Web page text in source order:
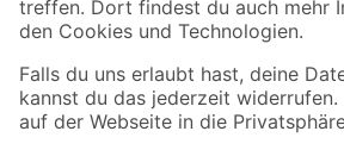
Alle Preisangaben in EUR inkl. gesetzl. MwSt.. Die
Umständen nicht in allen Märkten verfügbar. Die